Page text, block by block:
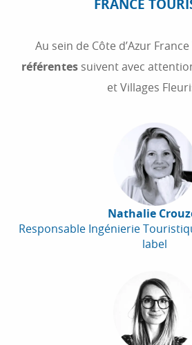
FRANCE
Au sein de Côte d’Azur
référentes suivent avec
et Villages
Nathalie
Responsable Ingénierie
label